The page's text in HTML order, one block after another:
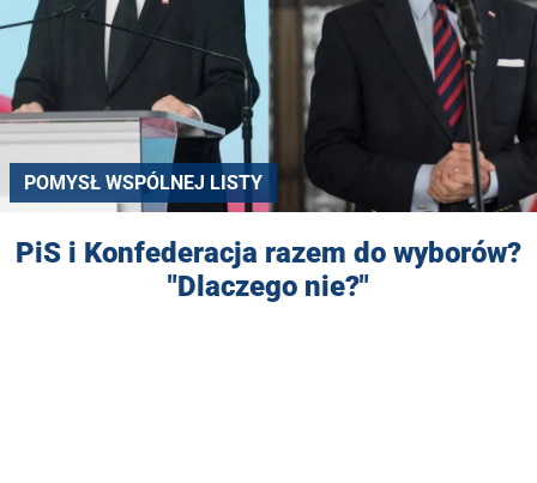
POMYSŁ WSPÓLNEJ LISTY
PiS i Konfederacja razem do wyborów?
"Dlaczego nie?"